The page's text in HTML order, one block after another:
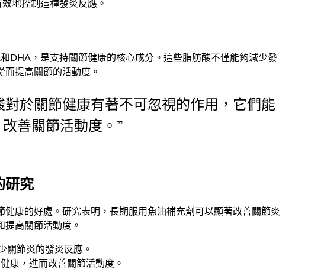
地控制這種發炎反應。
DHA，是支持關節健康的核心成分。這些脂肪酸不僅能夠減少發
提高關節的活動度。
於關節健康有著不可忽視的作用，它們能
善關節活動度。”
研究
康的好處。研究表明，長期服用魚油補充劑可以顯著改善關節炎
提高關節活動度。
關節炎的發炎反應。
康，進而改善關節活動度。